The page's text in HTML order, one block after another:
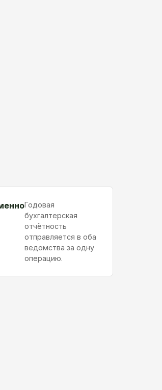
Годовая
бухгалтерская
отчётность
отправляется в оба
ведомства за одну
операцию.